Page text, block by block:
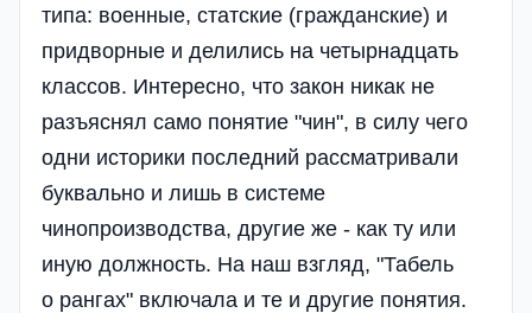
типа: военные, статские (гражданские) и
придворные и делились на четырнадцать
классов. Интересно, что закон никак не
разъяснял само понятие "чин", в силу чего
одни историки последний рассматривали
буквально и лишь в системе
чинопроизводства, другие же - как ту или
иную должность. На наш взгляд, "Табель
о рангах" включала и тe и другие понятия.